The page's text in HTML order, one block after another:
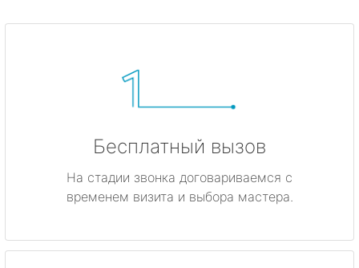
Бесплатный вызов
На стадии звонка договариваемся с
временем визита и выбора мастера.